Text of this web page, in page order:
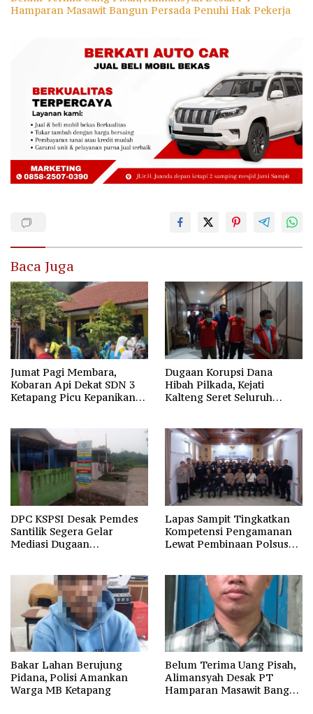
Hamparan Masawit Bangun Persada Penuhi Hak Pekerja
Baca Juga
Jumat Pagi Membara,
Kobaran Api Dekat SDN 3
Ketapang Picu Kepanikan
Dugaan Korupsi Dana
Hibah Pilkada, Kejati
Kalteng Seret Seluruh
DPC KSPSI Desak Pemdes
Santilik Segera Gelar
Mediasi Dugaan
Lapas Sampit Tingkatkan
Kompetensi Pengamanan
Lewat Pembinaan Polsus
Bakar Lahan Berujung
Pidana, Polisi Amankan
Warga MB Ketapang
Belum Terima Uang Pisah,
Alimansyah Desak PT
Hamparan Masawit Bangun